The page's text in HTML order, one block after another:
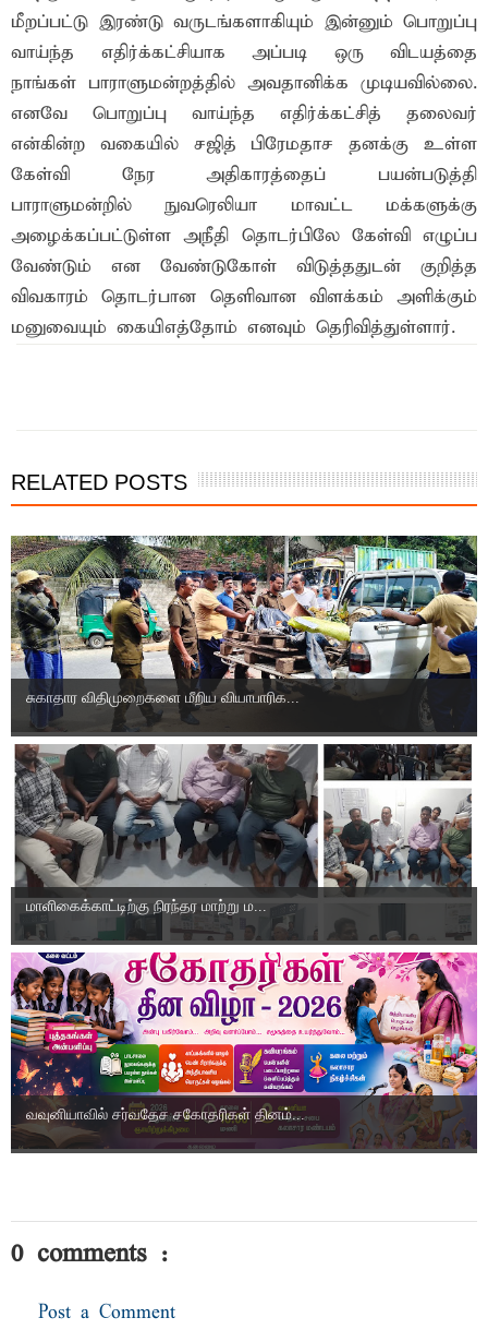
மீறப்பட்டு இரண்டு வருடங்களாகியும் இன்னும் பொறுப்பு
வாய்ந்த எதிர்க்கட்சியாக அப்படி ஒரு விடயத்தை
நாங்கள் பாராளுமன்றத்தில் அவதானிக்க முடியவில்லை.
எனவே பொறுப்பு வாய்ந்த எதிர்க்கட்சித் தலைவர்
என்கின்ற வகையில் சஜித் பிரேமதாச தனக்கு உள்ள
கேள்வி நேர அதிகாரத்தைப் பயன்படுத்தி
பாராளுமன்றில் நுவரெலியா மாவட்ட மக்களுக்கு
அழைக்கப்பட்டுள்ள அநீதி தொடர்பிலே கேள்வி எழுப்ப
வேண்டும் என வேண்டுகோள் விடுத்ததுடன் குறித்த
விவகாரம் தொடர்பான தெளிவான விளக்கம் அளிக்கும்
மனுவையும் கையிஎத்தோம் எனவும் தெரிவித்துள்ளார்.
RELATED POSTS
சுகாதார விதிமுறைகளை மீறிய வியாபாரிக...
மாளிகைக்காட்டிற்கு நிரந்தர மாற்று ம...
வவுனியாவில் சர்வதேச சகோதரிகள் தினம்...
0 comments :
Post a Comment